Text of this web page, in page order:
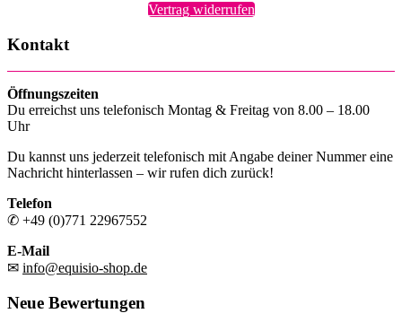
Vertrag widerrufen
Kontakt
Öffnungszeiten
Du erreichst uns telefonisch Montag & Freitag von 8.00 – 18.00
Uhr
Du kannst uns jederzeit telefonisch mit Angabe deiner Nummer eine
Nachricht hinterlassen – wir rufen dich zurück!
Telefon
✆ +49 (0)771 22967552
E-Mail
✉ info@equisio-shop.de
Neue Bewertungen